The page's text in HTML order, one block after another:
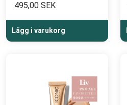
495,00 SEK
Lägg i varukorg